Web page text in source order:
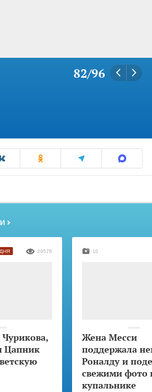
82/96
Цапник
29578
Жена Месси
поддержала
Роналду и
свежими фото
купальнике
10